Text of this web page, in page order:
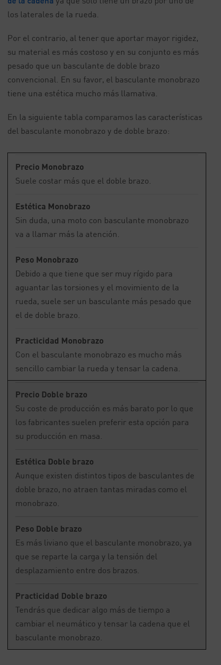
los laterales de la rueda.
Por el contrario, al tener que aportar mayor rigidez,
su material es más costoso y en su conjunto es más
pesado que un basculante de doble brazo
convencional. En su favor, el basculante monobrazo
tiene una estética mucho más llamativa.
En la siguiente tabla comparamos las características
del basculante monobrazo y de doble brazo:
Precio Monobrazo
Suele costar más que el doble brazo.
Estética Monobrazo
Sin duda, una moto con basculante monobrazo
va a llamar más la atención.
Peso Monobrazo
Debido a que tiene que ser muy rígido para
aguantar las torsiones y el movimiento de la
rueda, suele ser un basculante más pesado que
el de doble brazo.
Practicidad Monobrazo
Con el basculante monobrazo es mucho más
sencillo cambiar la rueda y tensar la cadena.
Precio Doble brazo
Su coste de producción es más barato por lo que
los fabricantes suelen preferir esta opción para
su producción en masa.
Estética Doble brazo
Aunque existen distintos tipos de basculantes de
doble brazo, no atraen tantas miradas como el
monobrazo.
Peso Doble brazo
Es más liviano que el basculante monobrazo, ya
que se reparte la carga y la tensión del
desplazamiento entre dos brazos.
Practicidad Doble brazo
Tendrás que dedicar algo más de tiempo a
cambiar el neumático y tensar la cadena que el
basculante monobrazo.